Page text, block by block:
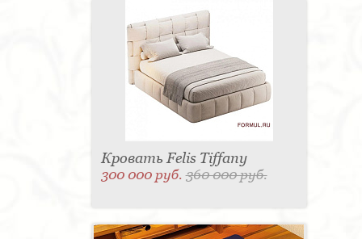
Кровать Felis Tiffany
300 000 руб.360 000 руб.